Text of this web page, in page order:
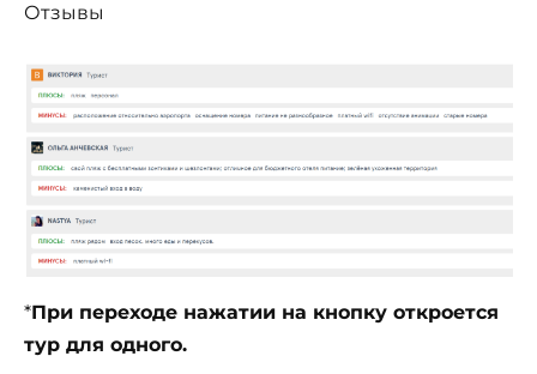
Отзывы
*При переходе нажатии на кнопку откроется
тур для одного.